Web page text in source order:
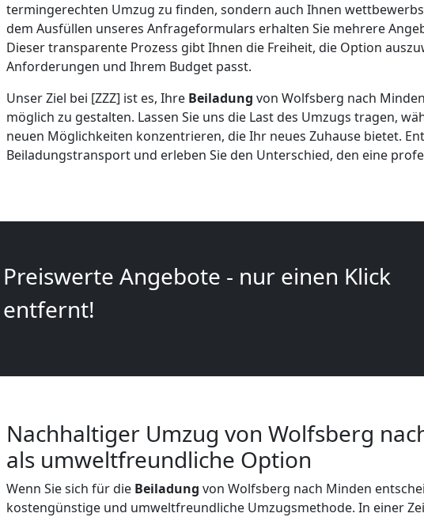
termingerechten Umzug zu finden, sondern auch Ihnen
dem Ausfüllen unseres Anfrageformulars erhalten Sie mehrere
Dieser transparente Prozess gibt Ihnen die Freiheit, die Option
Anforderungen und Ihrem Budget passt.
Unser Ziel bei [ZZZ] ist es, Ihre Beiladung von Wolfsberg nach
möglich zu gestalten. Lassen Sie uns die Last des Umzugs tragen,
neuen Möglichkeiten konzentrieren, die Ihr neues Zuhause bietet.
Beiladungstransport und erleben Sie den Unterschied, den eine
Preiswerte Angebote - nur einen Klick
entfernt!
Nachhaltiger Umzug von Wolfsberg
als umweltfreundliche Option
Wenn Sie sich für die Beiladung von Wolfsberg nach Minden
kostengünstige und umweltfreundliche Umzugsmethode. In einer